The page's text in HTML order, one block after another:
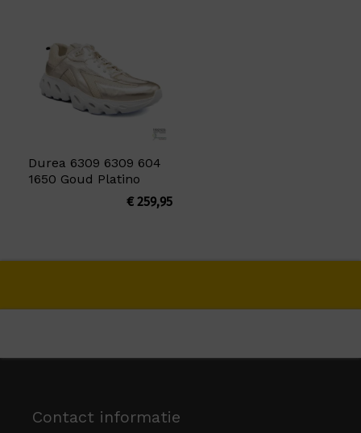
Durea 6309 6309 604
1650 Goud Platino
€259,95
Contact informatie